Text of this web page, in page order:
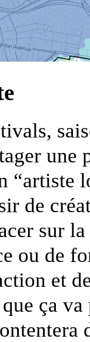
“artiste
de
sur
ou de
et
ça